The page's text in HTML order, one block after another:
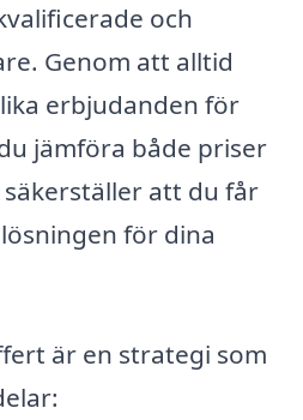
och
Genom att alltid
erbjudanden för
jämföra både priser
att du får
för dina
är en strategi som